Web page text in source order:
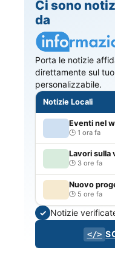
Ci sono
da
Porta le notizie
direttamente sul
personalizzabile.
Notizie Locali
Eventi nel
1 ora fa
Lavori sulla
3 ore fa
Nuovo
5 ore fa
✓ Notizie
</>